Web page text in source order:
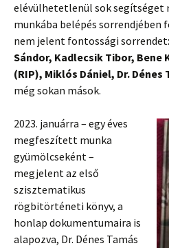
elévülhetetlenül sok segítséget
munkába belépés sorrendjében
nem jelent fontossági sorrendet:
Sándor, Kadlecsik Tibor, Bene
(RIP), Miklós Dániel, Dr.
még sokan mások.
2023. januárra – egy éves
megfeszített munka
gyümölcseként –
megjelent az első
szisztematikus
rögbitörténeti könyv, a
honlap dokumentumaira is
alapozva, Dr. Dénes Tamás